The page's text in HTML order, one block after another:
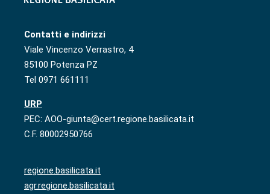
Contatti e indirizzi
Viale Vincenzo Verrastro, 4
85100 Potenza PZ
Tel 0971 661111
URP
PEC: AOO-giunta@cert.regione.basilicata.it
C.F. 80002950766
regione.basilicata.it
agr.regione.basilicata.it